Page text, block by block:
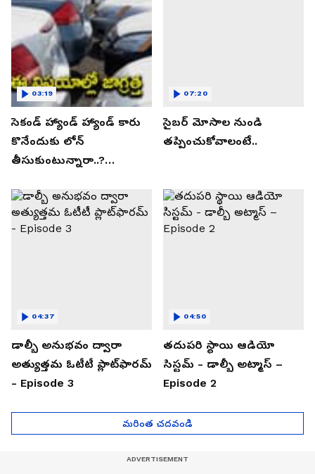
సెకండ్ హ్యాండ్ హ్యాండ్ కారు
కొనేందుకు లోన్
తీసుకుంటున్నారా..?
తెలుసుకోండి..!
03:19
సైబర్ మోసాల నుండి
తప్పించుకోవాలంటే..
07:20
డాల్బీ అనుభవం ద్వారా
అత్యుత్తమ ఓటీటీ ప్లాట్‌ఫారమ్
- Episode 3
04:37
తదుపరి స్థాయి ఆడియో
సిస్టమ్ - డాల్బీ అట్మాస్ –
Episode 2
04:50
మరింత చదవండి